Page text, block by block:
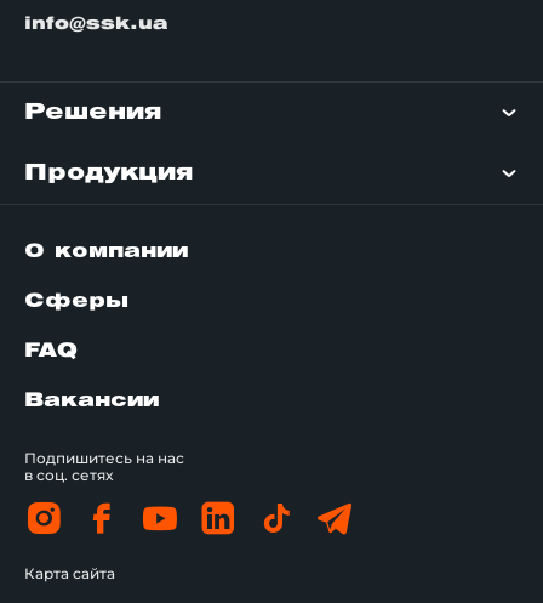
info@ssk.ua
Решения
Продукция
О компании
Сферы
FAQ
Вакансии
Подпишитесь на нас
в соц. сетях
Карта сайта